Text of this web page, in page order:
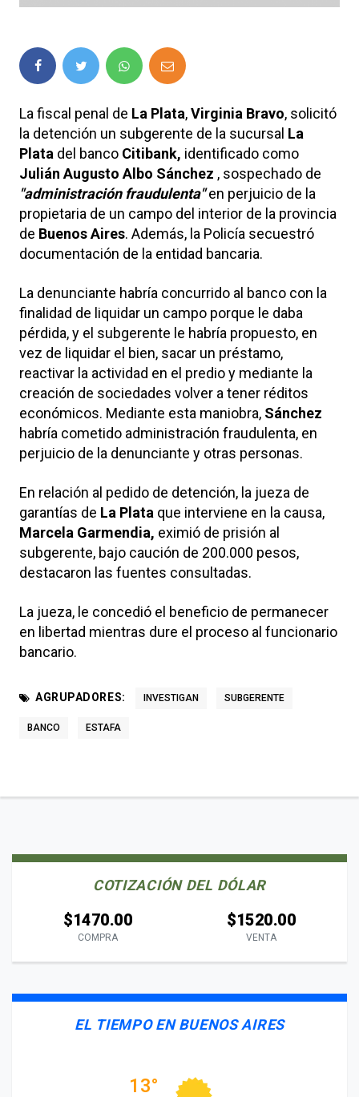
La fiscal penal de La Plata,Virginia Bravo, solicitó
la detención un subgerente de la sucursal La
Plata del banco Citibank, identificado como
Julián Augusto Albo Sánchez , sospechado de
"administración fraudulenta"en perjuicio de la
propietaria de un campo del interior de la provincia
de Buenos Aires. Además, la Policía secuestró
documentación de la entidad bancaria.
La denunciante habría concurrido al banco con la
finalidad de liquidar un campo porque le daba
pérdida, y el subgerente le habría propuesto, en
vez de liquidar el bien, sacar un préstamo,
reactivar la actividad en el predio y mediante la
creación de sociedades volver a tener réditos
económicos. Mediante esta maniobra, Sánchez
habría cometido administración fraudulenta, en
perjuicio de la denunciante y otras personas.
En relación al pedido de detención, la jueza de
garantías de La Plata que interviene en la causa,
Marcela Garmendia, eximió de prisión al
subgerente, bajo caución de 200.000 pesos,
destacaron las fuentes consultadas.
La jueza, le concedió el beneficio de permanecer
en libertad mientras dure el proceso al funcionario
bancario.
AGRUPADORES: INVESTIGAN SUBGERENTE
BANCO ESTAFA
COTIZACIÓN DEL DÓLAR
$1470.00
COMPRA
$1520.00
VENTA
EL TIEMPO EN BUENOS AIRES